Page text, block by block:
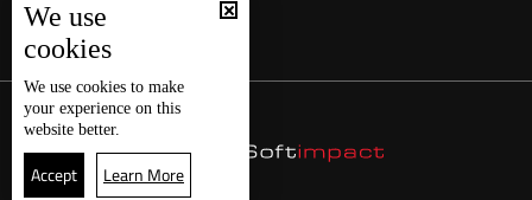
We use
cookies
We use cookies to make
your experience on this
website better.
Accept Learn More